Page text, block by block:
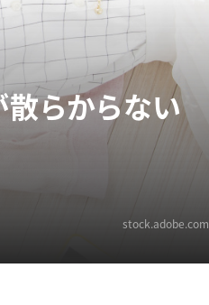
散らからない
stock.adobe.com